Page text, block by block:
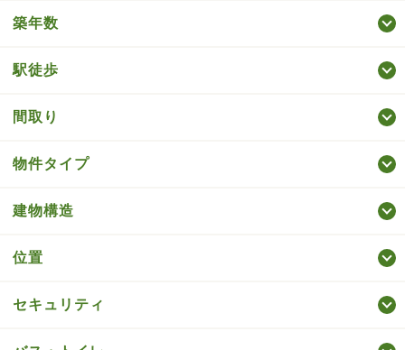
築年数
駅徒歩
間取り
物件タイプ
建物構造
位置
セキュリティ